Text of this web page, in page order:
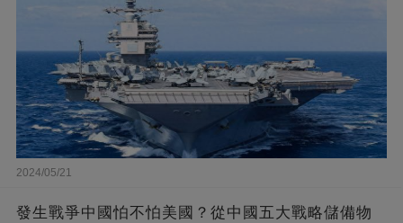
2024/05/21
發生戰爭中國怕不怕美國？從中國五大戰略儲備物